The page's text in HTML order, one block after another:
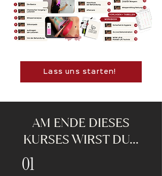
Lass uns starten!
AM ENDE DIESES
KURSES WIRST DU...
01